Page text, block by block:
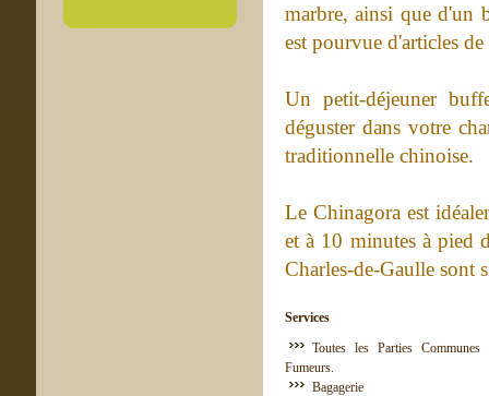
marbre, ainsi que d'un
est pourvue d'articles
Un petit-déjeuner
déguster dans votre
traditionnelle chinoise.
Le Chinagora est
et à 10 minutes à pied
Charles-de-Gaulle sont
Services
Toutes les Parties
Fumeurs.
Bagagerie